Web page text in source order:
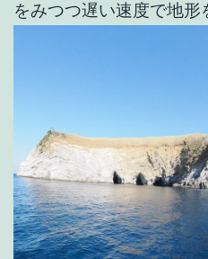
をみつつ遅い速度で地形